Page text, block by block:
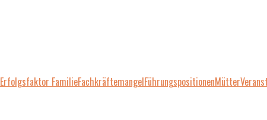
Erfolgsfaktor FamilieFachkräftemangelFührungspositionenMütter